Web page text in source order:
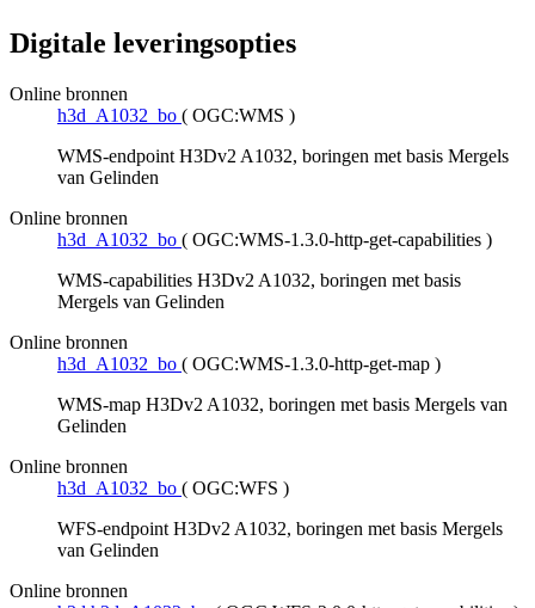
Digitale leveringsopties
Online bronnen
h3d_A1032_bo ( OGC:WMS )
WMS-endpoint H3Dv2 A1032, boringen met basis Mergels
van Gelinden
Online bronnen
h3d_A1032_bo ( OGC:WMS-1.3.0-http-get-capabilities )
WMS-capabilities H3Dv2 A1032, boringen met basis
Mergels van Gelinden
Online bronnen
h3d_A1032_bo ( OGC:WMS-1.3.0-http-get-map )
WMS-map H3Dv2 A1032, boringen met basis Mergels van
Gelinden
Online bronnen
h3d_A1032_bo ( OGC:WFS )
WFS-endpoint H3Dv2 A1032, boringen met basis Mergels
van Gelinden
Online bronnen